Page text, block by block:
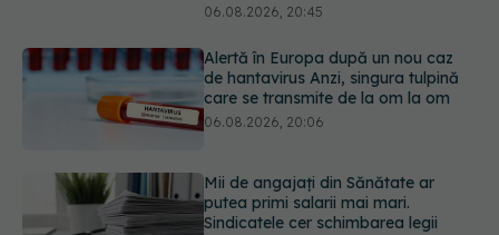
06.08.2026, 20:45
Alertă în Europa după un nou caz
de hantavirus Anzi, singura tulpină
care se transmite de la om la om
06.08.2026, 20:06
Mii de angajați din Sănătate ar
putea primi salarii mai mari.
Sindicatele cer schimbarea legii